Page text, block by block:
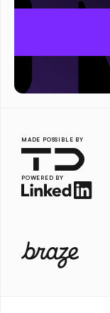
MADE POSSIBLE BY
POWERED BY